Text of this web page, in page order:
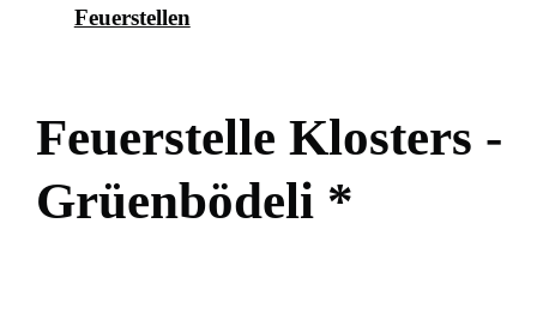
Feuerstellen
Feuerstelle Klosters -
Grüenbödeli *